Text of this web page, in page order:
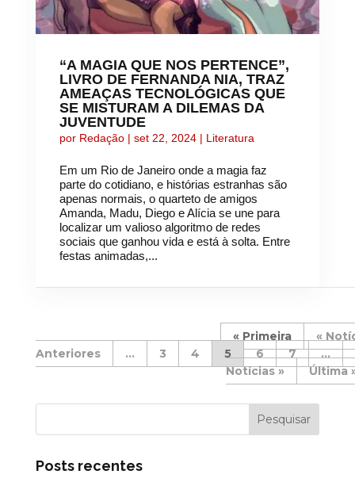
“A MAGIA QUE NOS PERTENCE”,
LIVRO DE FERNANDA NIA, TRAZ
AMEAÇAS TECNOLÓGICAS QUE
SE MISTURAM A DILEMAS DA
JUVENTUDE
por Redação| set 22, 2024| Literatura
Em um Rio de Janeiro onde a magia faz
parte do cotidiano, e histórias estranhas são
apenas normais, o quarteto de amigos
Amanda, Madu, Diego e Alícia se une para
localizar um valioso algoritmo de redes
sociais que ganhou vida e está à solta. Entre
festas animadas,...
« Primeira
«
...
3 4 5 6 7 ...
»
Última
Posts recentes